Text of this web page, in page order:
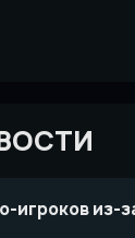
игроков из-